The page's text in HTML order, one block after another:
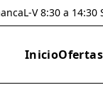
L-V 8:30 a 14:30
InicioOfertas